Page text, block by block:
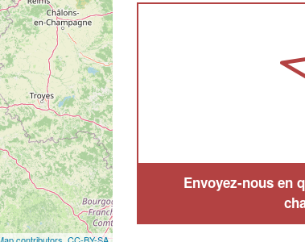
Envoyez-nous en